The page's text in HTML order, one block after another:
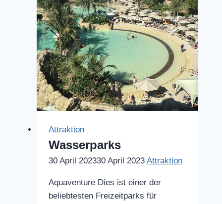
Attraktion
Wasserparks
30 April 202330 April 2023 Attraktion
Aquaventure Dies ist einer der
beliebtesten Freizeitparks für